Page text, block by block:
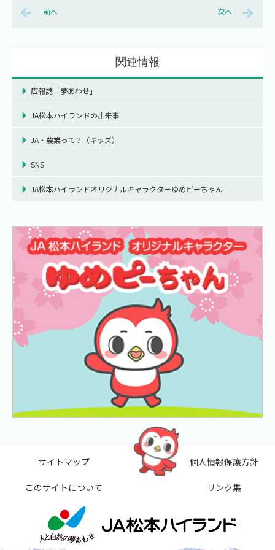
前へ 次へ
関連情報
広報誌「夢あわせ」
JA松本ハイランドの出来事
JA・農業って？（キッズ）
SNS
JA松本ハイランドオリジナルキャラクターゆめピーちゃん
サイトマップ
このサイトについて
個人情報保護方針
リンク集